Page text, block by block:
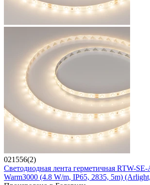
021556(2)
Светодиодная лента герметичная RTW-
Warm3000 (4.8 W/m, IP65, 2835, 5m)